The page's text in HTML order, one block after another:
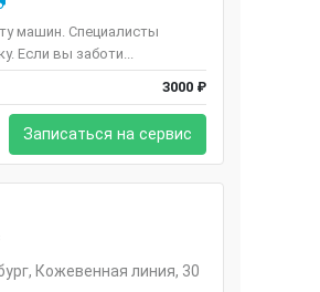
машин. Специалисты
Если вы заботи...
3000 ₽
Записаться на сервис
Кожевенная линия, 30